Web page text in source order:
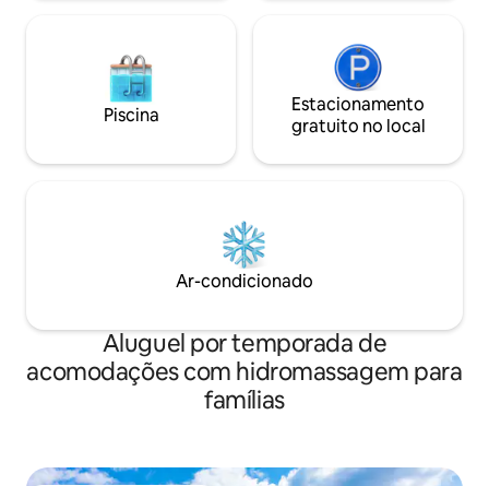
Piscina
Estacionamento
gratuito no local
Ar-condicionado
Aluguel por temporada de
acomodações com hidromassagem para
famílias